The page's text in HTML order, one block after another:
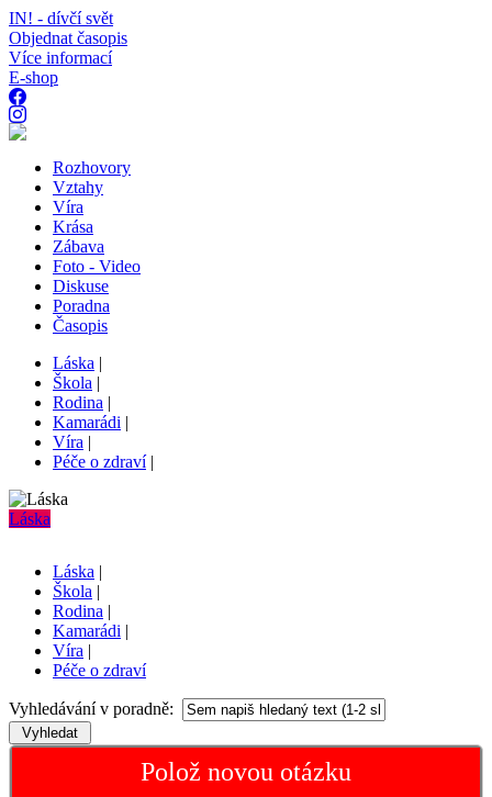
IN! - dívčí svět
Objednat časopis
Více informací
E-shop
Rozhovory
Vztahy
Víra
Krása
Zábava
Foto - Video
Diskuse
Poradna
Časopis
Láska |
Škola |
Rodina |
Kamarádi |
Víra |
Péče o zdraví|
Láska
Láska |
Škola |
Rodina |
Kamarádi |
Víra |
Péče o zdraví
Vyhledávání v poradně:
Polož novou otázku